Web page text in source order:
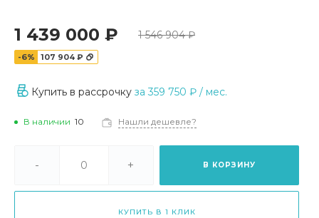
1 439 000 ₽ 1 546 904 ₽
-6% 107 904 ₽
Купить в рассрочку за359 750 ₽ / мес.
В наличии 10 Нашли дешевле?
- + В КОРЗИНУ
КУПИТЬ В 1 КЛИК